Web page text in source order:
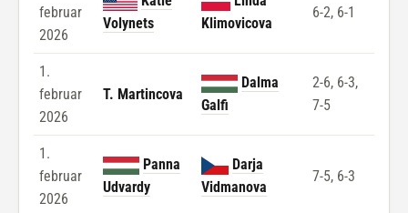
februar
2026
Volynets
Klimovicova
6-2, 6-1
1.
februar
2026
T. Martincova
Dalma
Galfi
2-6, 6-3,
7-5
1.
februar
2026
Panna
Udvardy
Darja
Vidmanova
7-5, 6-3